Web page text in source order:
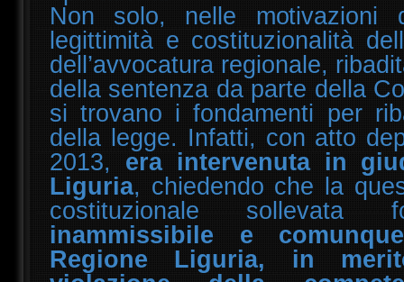
Non solo, nelle motivazioni
legittimità e costituzionalità
dell’avvocatura regionale,
della sentenza da parte della
si trovano i fondamenti per
della legge. Infatti, con atto
2013, era intervenuta in
Liguria, chiedendo che la
costituzionale sollevata
inammissibile e
Regione Liguria, in